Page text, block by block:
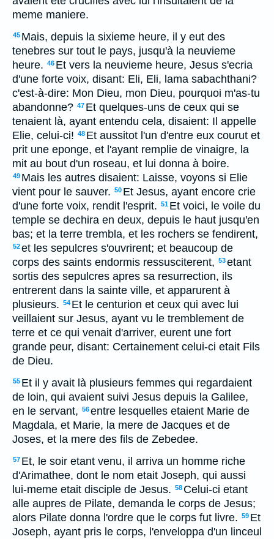
meme maniere.
45 Mais, depuis la sixieme heure, il y eut des
tenebres sur tout le pays, jusqu'à la neuvieme
heure. 46 Et vers la neuvieme heure, Jesus s'ecria
d'une forte voix, disant: Eli, Eli, lama sabachthani?
c'est-à-dire: Mon Dieu, mon Dieu, pourquoi m'as-tu
abandonne? 47 Et quelques-uns de ceux qui se
tenaient là, ayant entendu cela, disaient: Il appelle
Elie, celui-ci! 48 Et aussitot l'un d'entre eux courut et
prit une eponge, et l'ayant remplie de vinaigre, la
mit au bout d'un roseau, et lui donna à boire.
49 Mais les autres disaient: Laisse, voyons si Elie
vient pour le sauver. 50 Et Jesus, ayant encore crie
d'une forte voix, rendit l'esprit. 51 Et voici, le voile du
temple se dechira en deux, depuis le haut jusqu'en
bas; et la terre trembla, et les rochers se fendirent,
52et les sepulcres s'ouvrirent; et beaucoup de
corps des saints endormis ressusciterent, 53etant
sortis des sepulcres apres sa resurrection, ils
entrerent dans la sainte ville, et apparurent à
plusieurs. 54 Et le centurion et ceux qui avec lui
veillaient sur Jesus, ayant vu le tremblement de
terre et ce qui venait d'arriver, eurent une fort
grande peur, disant: Certainement celui-ci etait Fils
de Dieu.
55 Et il y avait là plusieurs femmes qui regardaient
de loin, qui avaient suivi Jesus depuis la Galilee,
en le servant, 56entre lesquelles etaient Marie de
Magdala, et Marie, la mere de Jacques et de
Joses, et la mere des fils de Zebedee.
57 Et, le soir etant venu, il arriva un homme riche
d'Arimathee, dont le nom etait Joseph, qui aussi
lui-meme etait disciple de Jesus. 58 Celui-ci etant
alle aupres de Pilate, demanda le corps de Jesus;
alors Pilate donna l'ordre que le corps fut livre. 59 Et
Joseph, ayant pris le corps, l'enveloppa d'un linceul